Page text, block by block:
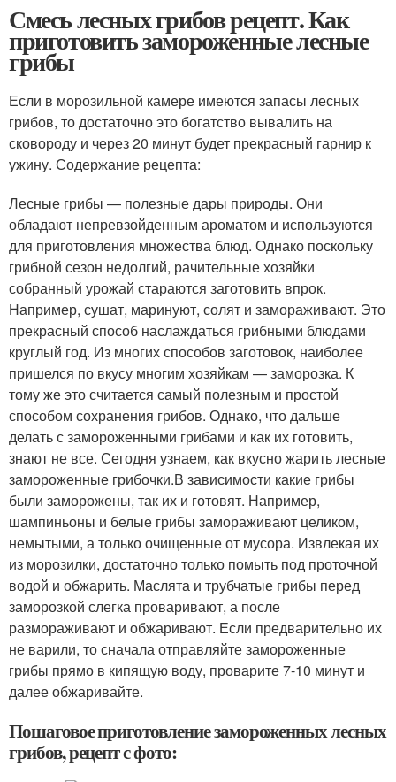
Смесь лесных грибов рецепт. Как
приготовить замороженные лесные
грибы
Если в морозильной камере имеются запасы лесных
грибов, то достаточно это богатство вывалить на
сковороду и через 20 минут будет прекрасный гарнир к
ужину. Содержание рецепта:
Лесные грибы — полезные дары природы. Они
обладают непревзойденным ароматом и используются
для приготовления множества блюд. Однако поскольку
грибной сезон недолгий, рачительные хозяйки
собранный урожай стараются заготовить впрок.
Например, сушат, маринуют, солят и замораживают. Это
прекрасный способ наслаждаться грибными блюдами
круглый год. Из многих способов заготовок, наиболее
пришелся по вкусу многим хозяйкам — заморозка. К
тому же это считается самый полезным и простой
способом сохранения грибов. Однако, что дальше
делать с замороженными грибами и как их готовить,
знают не все. Сегодня узнаем, как вкусно жарить лесные
замороженные грибочки.В зависимости какие грибы
были заморожены, так их и готовят. Например,
шампиньоны и белые грибы замораживают целиком,
немытыми, а только очищенные от мусора. Извлекая их
из морозилки, достаточно только помыть под проточной
водой и обжарить. Маслята и трубчатые грибы перед
заморозкой слегка проваривают, а после
размораживают и обжаривают. Если предварительно их
не варили, то сначала отправляйте замороженные
грибы прямо в кипящую воду, проварите 7-10 минут и
далее обжаривайте.
Пошаговое приготовление замороженных лесных
грибов, рецепт с фото: